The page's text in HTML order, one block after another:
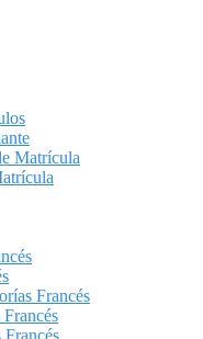
Matrícula
Francés
Francés